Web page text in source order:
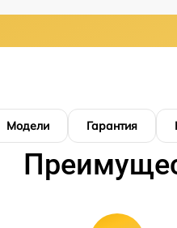
Модели Гарантия